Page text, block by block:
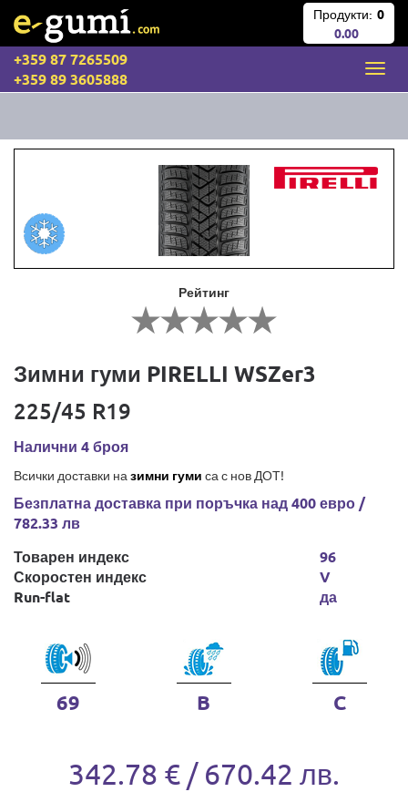
Продукти: 0
0.00
+359 87 7265509
+359 89 3605888
Рейтинг
Зимни гуми PIRELLI WSZer3
225/45 R19
Налични 4 броя
Всички доставки на зимни гуми са с нов ДОТ!
Безплатна доставка при поръчка над 400 евро /
782.33 лв
Товарен индекс
Скоростен индекс
Run-flat
96
V
да
69 B C
342.78 € / 670.42 лв.